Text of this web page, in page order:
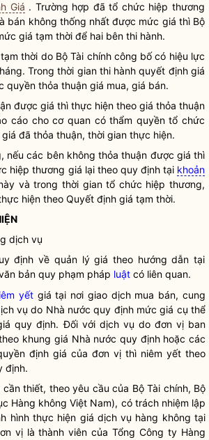
Giá . Trường hợp đã tổ chức hiệp thương
bán không thống nhất được mức giá thì Bộ
giá tạm thời để hai bên thi hành.
tạm thời do Bộ Tài chính công bố có hiệu lực
Trong thời gian thi hành quyết định giá
quyền thỏa thuận giá mua, giá bán.
được giá thì thực hiện theo giá thỏa thuận
cáo cho cơ quan có thẩm quyềntổ chức
đã thỏa thuận, thời gian thực hiện.
nếu các bên không thỏa thuận được giá thì
hiệp thương giá lại theo quy định tại khoản
và trong thời gian tổ chức hiệp thương,
hiện theo Quyết định giá tạm thời.
dịch vụ
định về quản lý giá theo hướng dẫn tại
bản quy phạm pháp luật có liên quan.
yết giá tại nơi giao dịch mua bán, cung
vụ do Nhà nước quy định mứcgiá cụ thể
quy định. Đối với dịch vụ do đơn vị ban
khung giá Nhà nước quy định hoặc các
định giá của đơn vị thì niêm yết theo
định.
thiết, theo yêu cầu của Bộ Tài chính, Bộ
Hàng không Việt Nam), có trách nhiệm lập
hình thực hiện giá dịch vụ hàng không tại
vị là thành viên của Tổng Công ty Hàng